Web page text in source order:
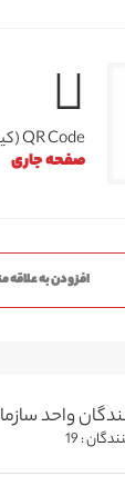
QR Code (کیوآر کد)
صفحه جاری
افزودن به علاقه
واحد
: 19